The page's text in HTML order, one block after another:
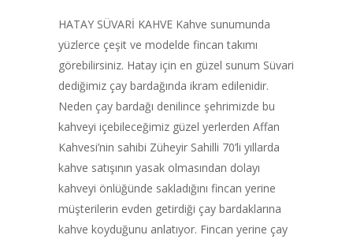
HATAY SÜVARİ KAHVE Kahve sunumunda
yüzlerce çeşit ve modelde fincan takımı
görebilirsiniz. Hatay için en güzel sunum Süvari
dediğimiz çay bardağında ikram edilenidir.
Neden çay bardağı denilince şehrimizde bu
kahveyi içebileceğimiz güzel yerlerden Affan
Kahvesi’nin sahibi Züheyir Sahilli 70’li yıllarda
kahve satışının yasak olmasından dolayı
kahveyi önlüğünde sakladığını fincan yerine
müşterilerin evden getirdiği çay bardaklarına
kahve koyduğunu anlatıyor. Fincan yerine çay